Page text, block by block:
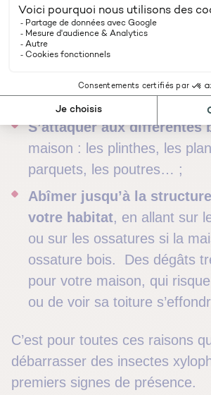
xylophages sont considérés
par les dommages qu’ils
votre intérieur :
Détériorer les meubles en
S’attaquer aux différentes
maison : les plinthes, les
parquets, les poutres… ;
Abîmer jusqu’à la
votre habitat, en allant sur
ou sur les ossatures si la
ossature bois. Des dégâts
pour votre maison, qui
ou de voir sa toiture
C’est pour toutes ces raisons
débarrasser des insectes
premiers signes de présence.